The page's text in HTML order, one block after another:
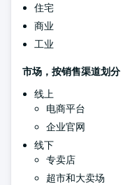
住宅
商业
工业
市场，按销售渠道划分
线上
电商平台
企业官网
线下
专卖店
超市和大卖场